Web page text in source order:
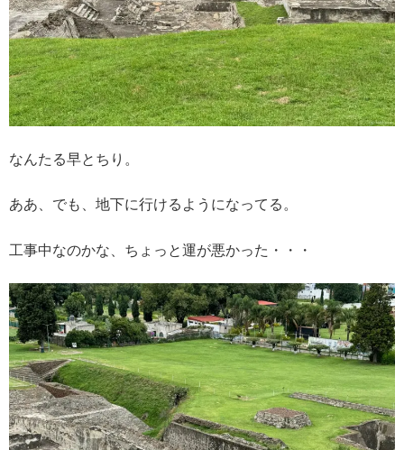
なんたる早とちり。
ああ、でも、地下に行けるようになってる。
工事中なのかな、ちょっと運が悪かった・・・